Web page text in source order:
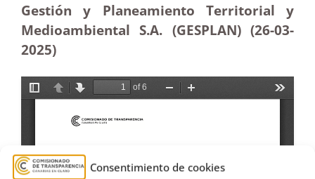
Consentimiento de cookies
Gestión y Planeamiento Territorial y
Medioambiental S.A. (GESPLAN) (26-03-
2025)